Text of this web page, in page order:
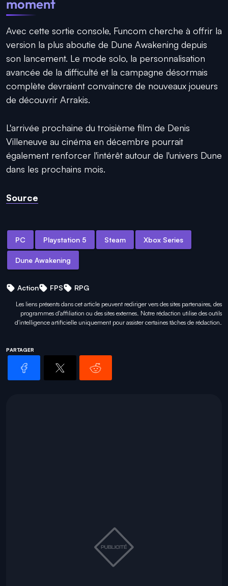
moment
Avec cette sortie console, Funcom cherche à offrir la
version la plus aboutie de Dune Awakening depuis
son lancement. Le mode solo, la personnalisation
avancée de la difficulté et la campagne désormais
complète devraient convaincre de nouveaux joueurs
de découvrir Arrakis.
L'arrivée prochaine du troisième film de Denis
Villeneuve au cinéma en décembre pourrait
également renforcer l'intérêt autour de l'univers Dune
dans les prochains mois.
Source
PC Playstation 5 Steam Xbox Series
Dune Awakening
Action FPS RPG
Les liens présents dans cet article peuvent rediriger vers des sites partenaires, des
programmes d'affiliation ou des sites externes. Notre rédaction utilise des outils
d'intelligence artificielle uniquement pourassister certaines tâches de rédaction.
PARTAGER